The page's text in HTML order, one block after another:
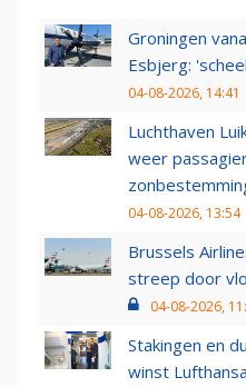
Groningen
Esbjerg:
04-08-2026, 14:41
Luchthaven
weer
04-08-2026, 13:54
Brussels
streep door
04-08-2026,
Stakingen en
winst